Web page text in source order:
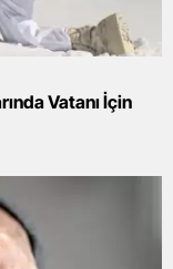
Vatanı İçin